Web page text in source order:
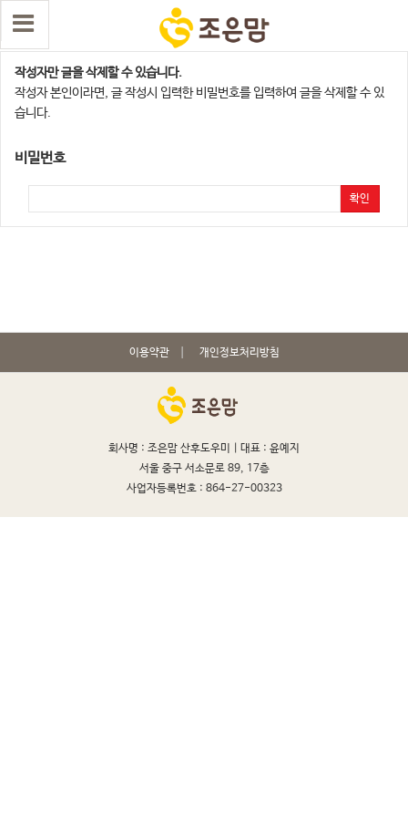
댓글 삭제
작성자만 글을 삭제할 수 있습니다.
작성자 본인이라면, 글 작성시 입력한 비밀번호를 입력하여 글을 삭제할 수 있
습니다.
비밀번호
확인
이용약관 개인정보처리방침
회사명 : 조은맘 산후도우미 | 대표 : 윤예지
서울 중구 서소문로 89, 17층
사업자등록번호 : 864-27-00323